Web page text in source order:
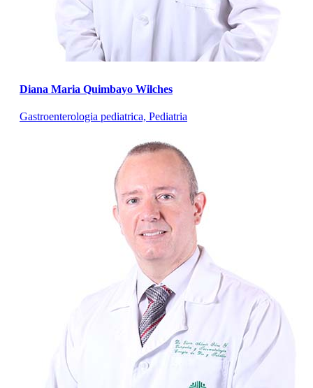
Diana Maria Quimbayo Wilches
Gastroenterologia pediatrica, Pediatria